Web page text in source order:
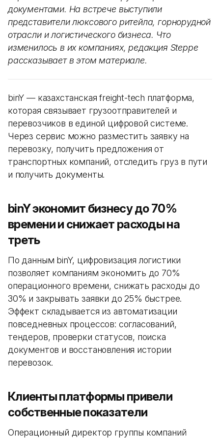
документами. На встрече выступили
представители люксового ритейла, горнорудной
отрасли и логистического бизнеса. Что
изменилось в их компаниях, редакция Steppe
рассказывает в этом материале.
binY — казахстанская freight-tech платформа,
которая связывает грузоотправителей и
перевозчиков в единой цифровой системе.
Через сервис можно разместить заявку на
перевозку, получить предложения от
транспортных компаний, отследить груз в пути
и получить документы.
binY экономит бизнесу до 70%
времени и снижает расходы на
треть
По данным binY, цифровизация логистики
позволяет компаниям экономить до 70%
операционного времени, снижать расходы до
30% и закрывать заявки до 25% быстрее.
Эффект складывается из автоматизации
повседневных процессов: согласований,
тендеров, проверки статусов, поиска
документов и восстановления истории
перевозок.
Клиенты платформы привели
собственные показатели
Операционный директор группы компаний